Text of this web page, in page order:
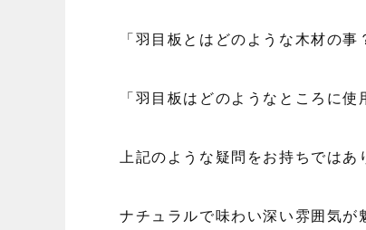
「羽目板とはどのような木材の事
「羽目板はどのようなところに使
上記のような疑問をお持ちではあ
ナチュラルで味わい深い雰囲気が